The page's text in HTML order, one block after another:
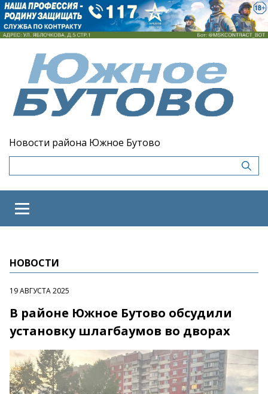
Новости района Южное Бутово
НОВОСТИ
19 АВГУСТА 2025
В районе Южное Бутово обсудили
установку шлагбаумов во дворах